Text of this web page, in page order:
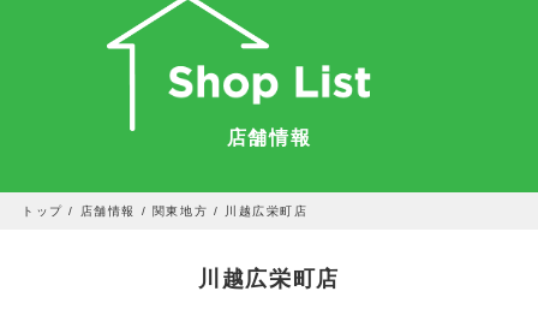
店舗情報
トップ / 店舗情報 / 関東地方 / 川越広栄町店
川越広栄町店